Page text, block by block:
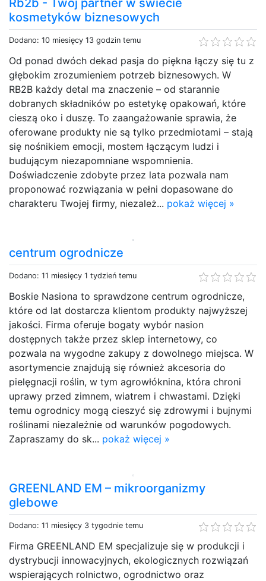
kosmetyków biznesowych
Dodano: 10 miesięcy 13 godzin temu
Od ponad dwóch dekad pasja do piękna łączy się tu z
głębokim zrozumieniem potrzeb biznesowych. W
RB2B każdy detal ma znaczenie – od starannie
dobranych składników po estetykę opakowań, które
cieszą oko i duszę. To zaangażowanie sprawia, że
oferowane produkty nie są tylko przedmiotami – stają
się nośnikiem emocji, mostem łączącym ludzi i
budującym niezapomniane wspomnienia.
Doświadczenie zdobyte przez lata pozwala nam
proponować rozwiązania w pełni dopasowane do
charakteru Twojej firmy, niezależ... pokaż więcej »
centrum ogrodnicze
Dodano: 11 miesięcy 1 tydzień temu
Boskie Nasiona to sprawdzone centrum ogrodnicze,
które od lat dostarcza klientom produkty najwyższej
jakości. Firma oferuje bogaty wybór nasion
dostępnych także przez sklep internetowy, co
pozwala na wygodne zakupy z dowolnego miejsca. W
asortymencie znajdują się również akcesoria do
pielęgnacji roślin, w tym agrowłóknina, która chroni
uprawy przed zimnem, wiatrem i chwastami. Dzięki
temu ogrodnicy mogą cieszyć się zdrowymi i bujnymi
roślinami niezależnie od warunków pogodowych.
Zapraszamy do sk... pokaż więcej »
GREENLAND EM – mikroorganizmy
glebowe
Dodano: 11 miesięcy 3 tygodnie temu
Firma GREENLAND EM specjalizuje się w produkcji i
dystrybucji innowacyjnych, ekologicznych rozwiązań
wspierających rolnictwo, ogrodnictwo oraz